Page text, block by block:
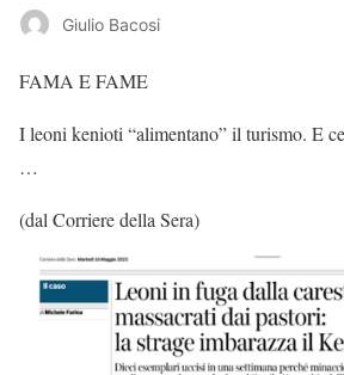
Giulio Bacosi
FAMA E FAME
I leoni kenioti “alimentano” il turismo. E
…
(dal Corriere della Sera)